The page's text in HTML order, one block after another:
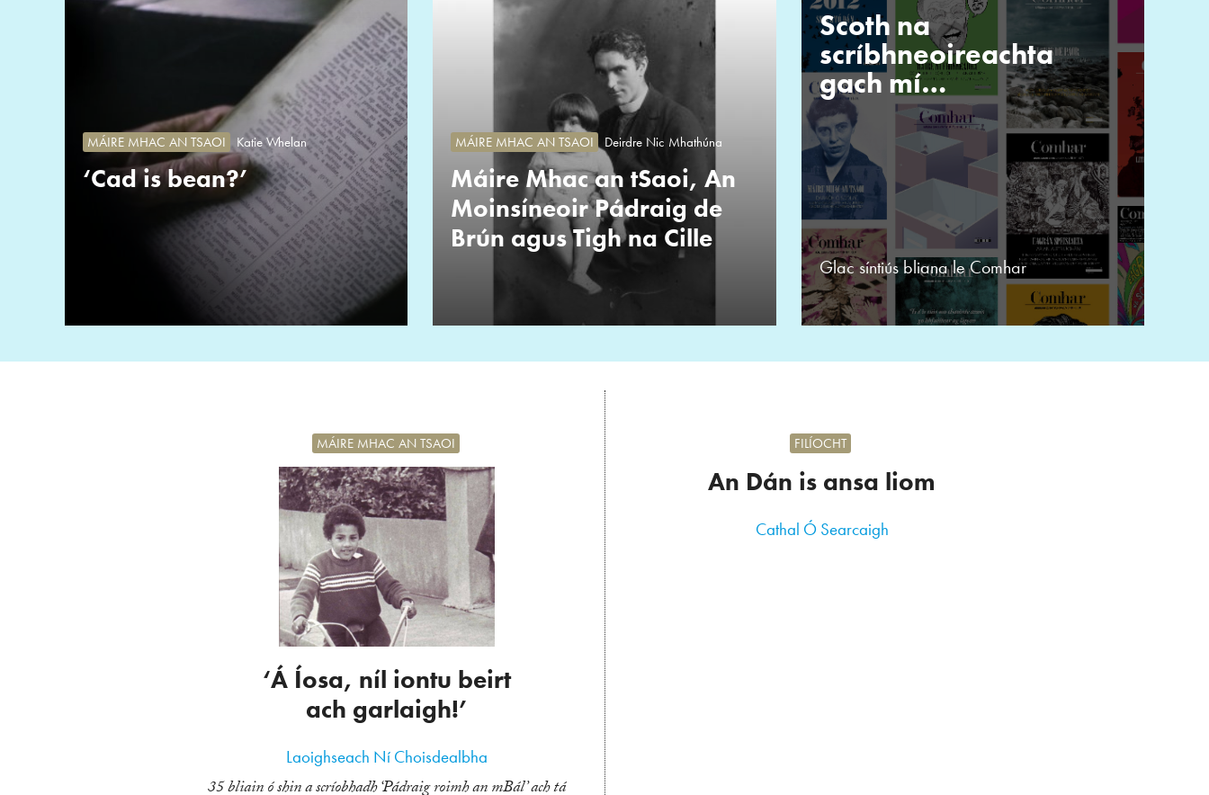
‘Cad is bean?’
MÁIRE MHAC AN TSAOI Katie Whelan
Máire Mhac an tSaoi, An
Moinsíneoir Pádraig de
Brún agus Tigh na Cille
MÁIRE MHAC AN TSAOI Deirdre Nic Mhathúna
Scoth na
scríbhneoireachta
gach mí…
Glac síntiús bliana le Comhar
‘Á Íosa, níl iontu beirt
ach garlaigh!’
MÁIRE MHAC AN TSAOI
Laoighseach Ní Choisdealbha
35 bliain ó shin a scríobhadh ‘Pádraig roimh an mBál’ ach tá
An Dán is ansa liom
FILÍOCHT
Cathal Ó Searcaigh